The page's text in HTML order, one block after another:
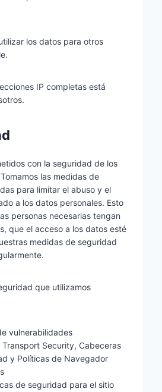
los datos para otros
IP completas está
con la seguridad de los
las medidas de
para limitar el abuso y el
a los datos personales. Esto
personas necesarias tengan
que el acceso a los datos esté
medidas de seguridad
que utilizamos
vulnerabilidades
Transport Security, Cabeceras
y Políticas de Navegador
de seguridad para el sitio